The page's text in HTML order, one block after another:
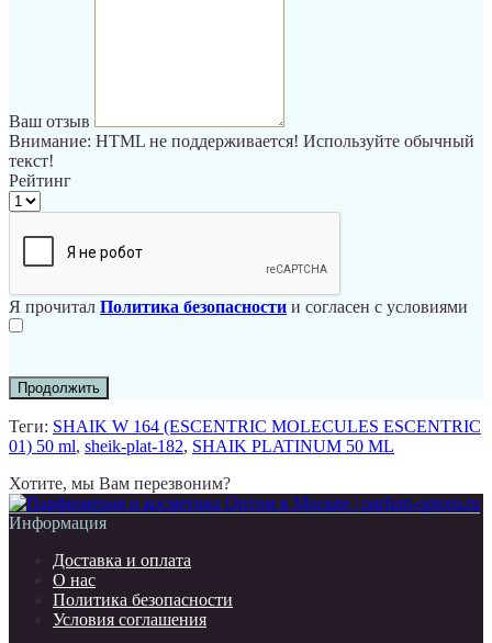
Ваш отзыв
Внимание: HTML не поддерживается! Используйте обычный
текст!
Рейтинг
Я прочитал Политика безопасности и согласен с условиями
Продолжить
Теги: SHAIK W 164 (ESCENTRIC MOLECULES ESCENTRIC
01) 50 ml, sheik-plat-182, SHAIK PLATINUM 50 ML
Хотите, мы Вам перезвоним?
Информация
Доставка и оплата
О нас
Политика безопасности
Условия соглашения